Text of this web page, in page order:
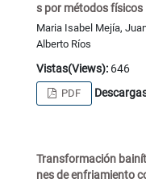
s por métodos
Maria Isabel Mejía,
Alberto Ríos
Vistas(Views):646
PDF
Transformación
nes de enfriamiento